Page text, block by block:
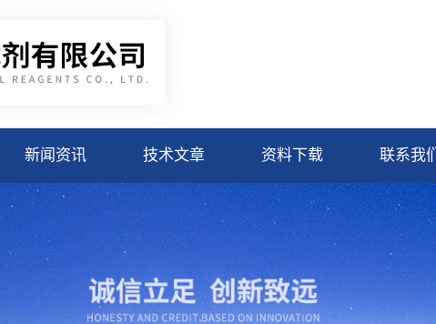
新闻资讯 技术文章 资料下载 联系我们